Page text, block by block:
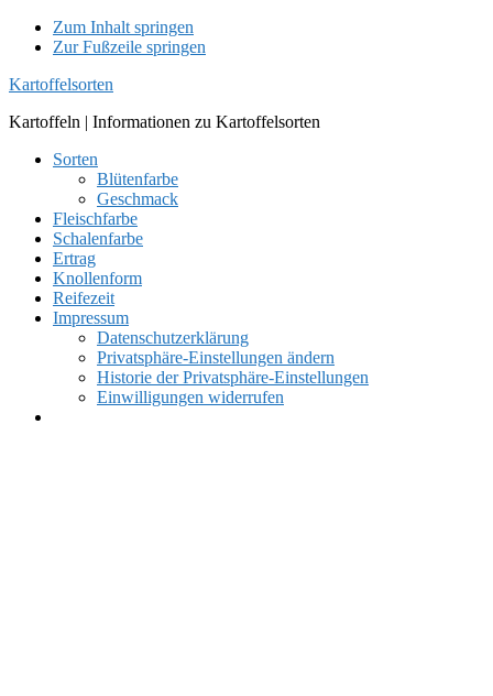
Zum Inhalt springen
Zur Fußzeile springen
Kartoffelsorten
Kartoffeln | Informationen zu Kartoffelsorten
Sorten
Blütenfarbe
Geschmack
Fleischfarbe
Schalenfarbe
Ertrag
Knollenform
Reifezeit
Impressum
Datenschutzerklärung
Privatsphäre-Einstellungen ändern
Historie der Privatsphäre-Einstellungen
Einwilligungen widerrufen